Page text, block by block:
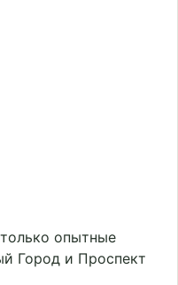
опытные
Город и Проспект